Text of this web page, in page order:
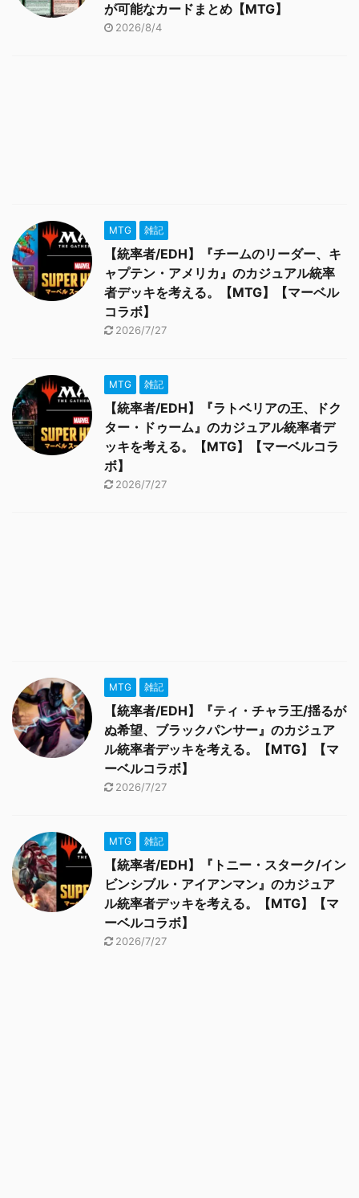
が可能なカードまとめ【MTG】
2026/8/4
MTG 雑記
【統率者/EDH】『チームのリーダー、キ
ャプテン・アメリカ』のカジュアル統率
者デッキを考える。【MTG】【マーベル
コラボ】
2026/7/27
MTG 雑記
【統率者/EDH】『ラトベリアの王、ドク
ター・ドゥーム』のカジュアル統率者デ
ッキを考える。【MTG】【マーベルコラ
ボ】
2026/7/27
MTG 雑記
【統率者/EDH】『ティ・チャラ王/揺るが
ぬ希望、ブラックパンサー』のカジュア
ル統率者デッキを考える。【MTG】【マ
ーベルコラボ】
2026/7/27
MTG 雑記
【統率者/EDH】『トニー・スターク/イン
ビンシブル・アイアンマン』のカジュア
ル統率者デッキを考える。【MTG】【マ
ーベルコラボ】
2026/7/27